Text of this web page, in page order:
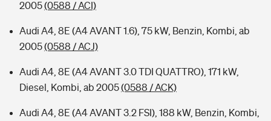
2005(0588 / ACI)
Audi A4, 8E (A4 AVANT 1.6), 75 kW, Benzin, Kombi, ab
2005(0588 / ACJ)
Audi A4, 8E (A4 AVANT 3.0 TDI QUATTRO), 171 kW,
Diesel, Kombi, ab 2005(0588 / ACK)
Audi A4, 8E (A4 AVANT 3.2 FSI), 188 kW, Benzin, Kombi,